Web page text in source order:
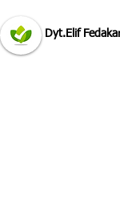
Dyt.Elif